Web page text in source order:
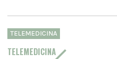
TELEMEDICINA
TELEMEDICINA